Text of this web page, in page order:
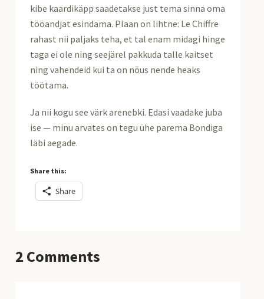
kibe kaardikäpp saadetakse just tema sinna oma
tööandjat esindama. Plaan on lihtne: Le Chiffre
rahast nii paljaks teha, et tal enam midagi hinge
taga ei ole ning seejärel pakkuda talle kaitset
ning vahendeid kui ta on nõus nende heaks
töötama.
Ja nii kogu see värk arenebki. Edasi vaadake juba
ise — minu arvates on tegu ühe parema Bondiga
läbi aegade.
Share this:
Share
2 Comments